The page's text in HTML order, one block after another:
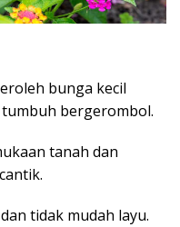
bunga kecil
bergerombol.
tanah dan
tidak mudah layu.